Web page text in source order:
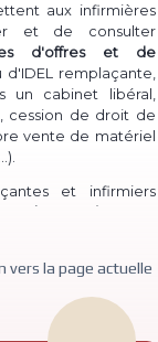
aux infirmières
et de consulter
d'offres et de
remplaçante,
un cabinet libéral,
cession de droit de
vente de matériel
et infirmiers
publiées.
peuvent aisément
collaboratrice
, ou
vers la page actuelle